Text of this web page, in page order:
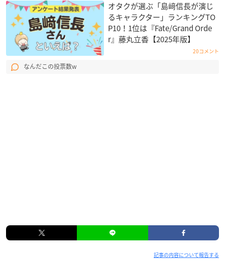
オタクが選ぶ「島﨑信長が演じ
るキャラクター」ランキングTO
P10！1位は『Fate/Grand Orde
r』藤丸立香【2025年版】
20コメント
なんだこの投票数w
記事の内容について報告する